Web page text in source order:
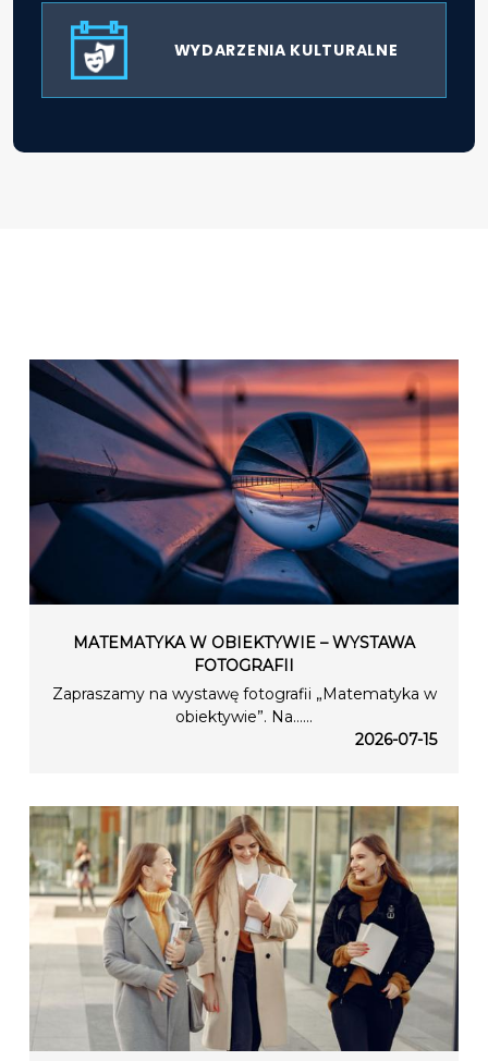
WYDARZENIA KULTURALNE
MATEMATYKA W OBIEKTYWIE – WYSTAWA
FOTOGRAFII
Zapraszamy na wystawę fotografii „Matematyka w
obiektywie”. Na…...
2026-07-15